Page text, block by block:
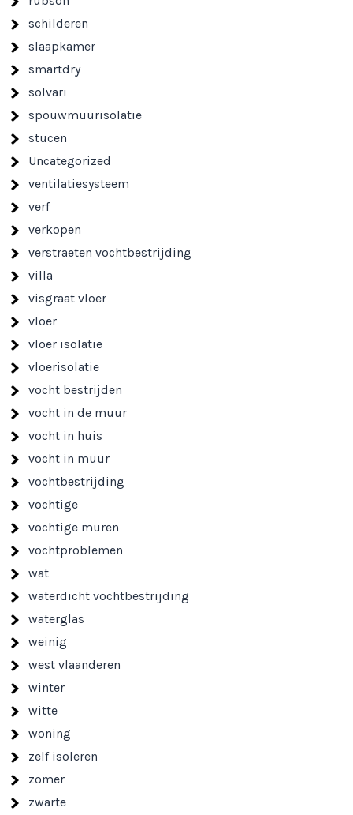
schilderen
slaapkamer
smartdry
solvari
spouwmuurisolatie
stucen
Uncategorized
ventilatiesysteem
verf
verkopen
verstraeten vochtbestrijding
villa
visgraat vloer
vloer
vloer isolatie
vloerisolatie
vocht bestrijden
vocht in de muur
vocht in huis
vocht in muur
vochtbestrijding
vochtige
vochtige muren
vochtproblemen
wat
waterdicht vochtbestrijding
waterglas
weinig
west vlaanderen
winter
witte
woning
zelf isoleren
zomer
zwarte